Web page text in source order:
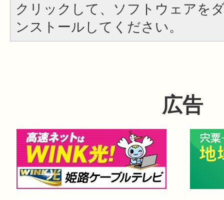
クリックして、ソフトウェアを
ンストールしてください。
広告